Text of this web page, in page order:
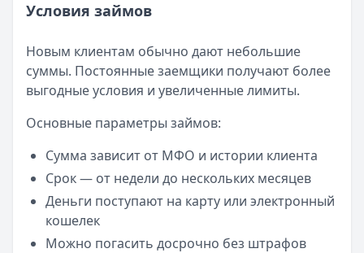
Условия займов
Новым клиентам обычно дают небольшие
суммы. Постоянные заемщики получают более
выгодные условия и увеличенные лимиты.
Основные параметры займов:
Сумма зависит от МФО и истории клиента
Срок — от недели до нескольких месяцев
Деньги поступают на карту или электронный
кошелек
Можно погасить досрочно без штрафов